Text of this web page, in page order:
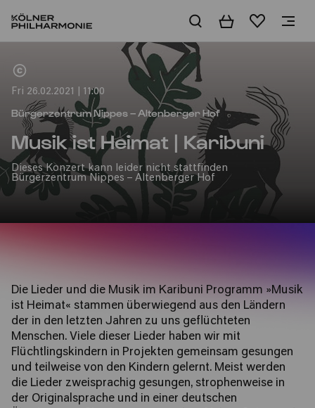
BasketWishlist
Fri 26.02.2021 | 11:00
Bürgerzentrum Nippes – Altenberger Hof
Musik ist Heimat | Karibuni
Dieses Konzert kann leider nicht stattfinden
Bürgerzentrum Nippes – Altenberger Hof
Die Lieder und die Musik im Karibuni Programm »Musik
ist Heimat« stammen überwiegend aus den Ländern
der in den letzten Jahren zu uns geflüchteten
Menschen. Viele dieser Lieder haben wir mit
Flüchtlingskindern in Projekten gemeinsam gesungen
und teilweise von den Kindern gelernt. Meist werden
die Lieder zweisprachig gesungen, strophenweise in
der Originalsprache und in einer deutschen